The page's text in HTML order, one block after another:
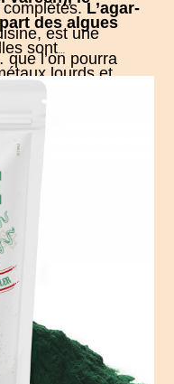
L’agar-
est une
l’on pourra
les sauces et
lours et favorise
des algues
sont
lourds et
est pleine
coriandre et l’ail
fraîches, aident à